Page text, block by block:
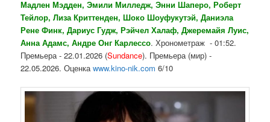
Мадлен Мэдден, Эмили Милледж, Энни Шаперо, Роберт
Тейлор, Лиза Криттенден, Шоко Шоуфукутэй, Даниэла
Рене Финк, Дариус Гудж, Рэйчел Халаф, Джеремайя Луис,
Анна Адамс, Андре Онг Карлессо. Хронометраж - 01:52.
Премьера - 22.01.2026 (Sundance). Премьера (мир) -
22.05.2026. Оценкаwww.kino-nik.com 6/10